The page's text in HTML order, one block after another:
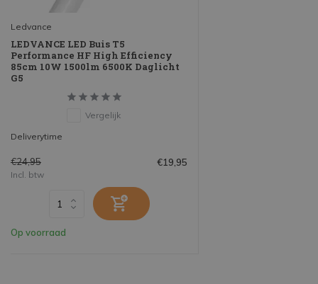
Ledvance
LEDVANCE LED Buis T5
Performance HF High Efficiency
85cm 10W 1500lm 6500K Daglicht
G5
Vergelijk
Deliverytime
€24,95 €19,95
Incl. btw
Op voorraad